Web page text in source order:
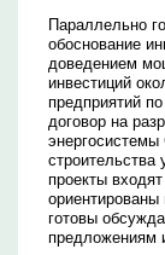
Параллельно
обоснование
доведением
инвестиций
предприятий
договор на
энергосистемы
проекты
готовы
предложениям